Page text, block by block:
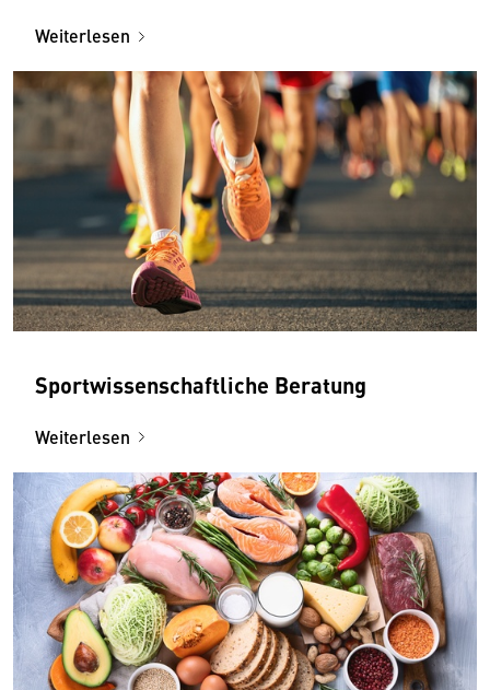
Weiterlesen
Sportwissenschaftliche Beratung
Weiterlesen